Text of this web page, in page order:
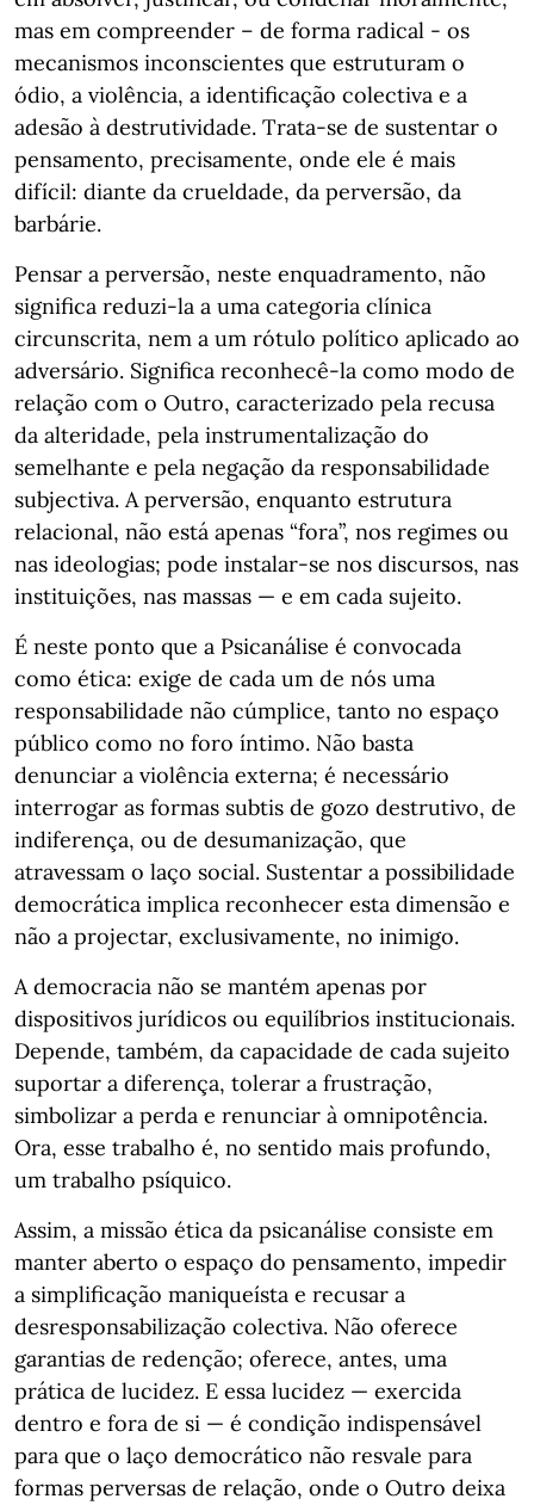
mas em compreender – de forma radical - os
mecanismos inconscientes que estruturam o
ódio, a violência, a identificação colectiva e a
adesão à destrutividade. Trata-se de sustentar o
pensamento, precisamente, onde ele é mais
difícil: diante da crueldade, da perversão, da
barbárie.
Pensar a perversão, neste enquadramento, não
significa reduzi-la a uma categoria clínica
circunscrita, nem a um rótulo político aplicado ao
adversário. Significa reconhecê-la como modo de
relação com o Outro, caracterizado pela recusa
da alteridade, pela instrumentalização do
semelhante e pela negação da responsabilidade
subjectiva. A perversão, enquanto estrutura
relacional, não está apenas “fora”, nos regimes ou
nas ideologias; pode instalar-se nos discursos, nas
instituições, nas massas — e em cada sujeito.
É neste ponto que a Psicanálise é convocada
como ética: exige de cada um de nós uma
responsabilidade não cúmplice, tanto no espaço
público como no foro íntimo. Não basta
denunciar a violência externa; é necessário
interrogar as formas subtis de gozo destrutivo, de
indiferença, ou de desumanização, que
atravessam o laço social. Sustentar a possibilidade
democrática implica reconhecer esta dimensão e
não a projectar, exclusivamente, no inimigo.
A democracia não se mantém apenas por
dispositivos jurídicos ou equilíbrios institucionais.
Depende, também, da capacidade de cada sujeito
suportar a diferença, tolerar a frustração,
simbolizar a perda e renunciar à omnipotência.
Ora, esse trabalho é, no sentido mais profundo,
um trabalho psíquico.
Assim, a missão ética da psicanálise consiste em
manter aberto o espaço do pensamento, impedir
a simplificação maniqueísta e recusar a
desresponsabilização colectiva. Não oferece
garantias de redenção; oferece, antes, uma
prática de lucidez. E essa lucidez — exercida
dentro e fora de si — é condição indispensável
para que o laço democrático não resvale para
formas perversas de relação, onde o Outro deixa